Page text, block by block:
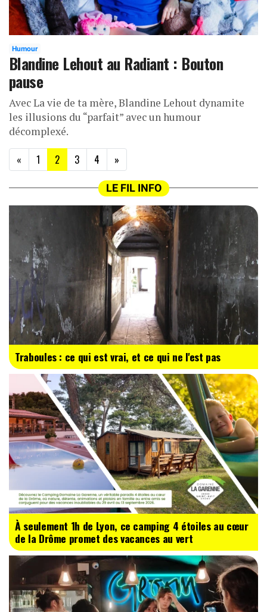
Humour
Blandine Lehout au Radiant : Bouton
pause
Avec La vie de ta mère, Blandine Lehout dynamite
les illusions du “parfait” avec un humour
décomplexé.
« 1 2(current)
3 4 »
LE FIL INFO
Traboules : ce qui est vrai, et ce qui ne l'est pas
À seulement 1h de Lyon, ce camping 4 étoiles au cœur
de la Drôme promet des vacances au vert